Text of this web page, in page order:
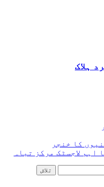
کا خنجر
اہم لاجسٹک مرکز تباہ